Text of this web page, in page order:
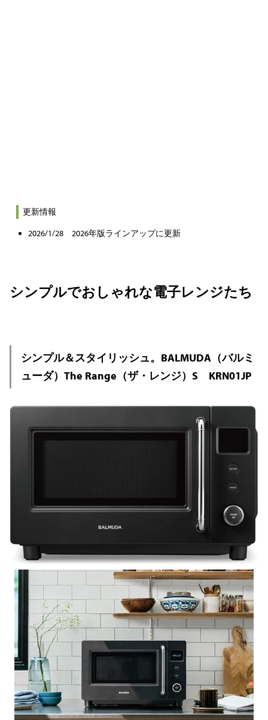
更新情報
2026/1/28 2026年版ラインアップに更新
シンプルでおしゃれな電子レンジたち
シンプル＆スタイリッシュ。BALMUDA（バルミ
ューダ）The Range（ザ・レンジ）S KRN01JP